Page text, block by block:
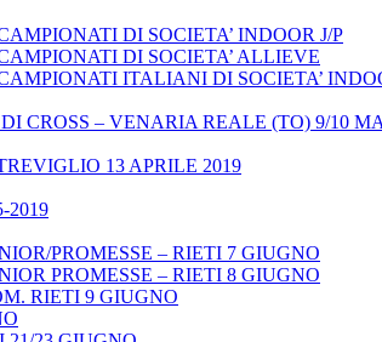
DI SOCIETA’ INDOOR J/P
DI SOCIETA’ ALLIEVE
ITALIANI DI SOCIETA’
CROSS – VENARIA REALE (TO) 9/10
13 APRILE 2019
2019
PROMESSE – RIETI 7 GIUGNO
PROMESSE – RIETI 8 GIUGNO
RIETI 9 GIUGNO